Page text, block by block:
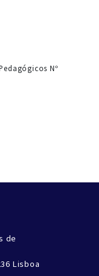
Nº
de
Lisboa